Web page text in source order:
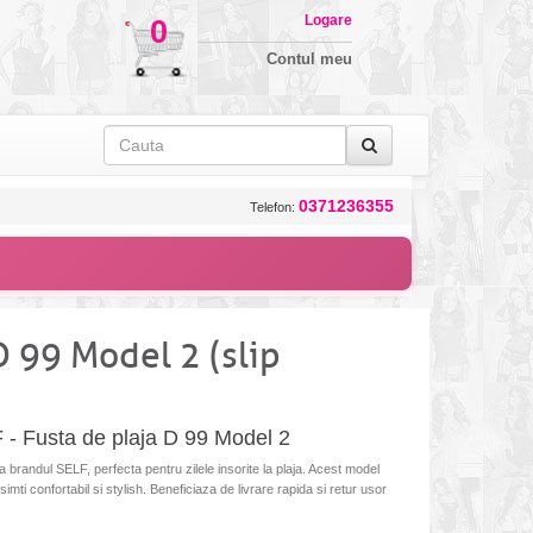
0 Logare
Contul meu
Telefon: 0371236355
99 Model 2 (slip
Fusta de plaja D 99 Model 2
SELF, perfecta pentru zilele insorite la plaja. Acest model
confortabil si stylish. Beneficiaza de livrare rapida si retur usor